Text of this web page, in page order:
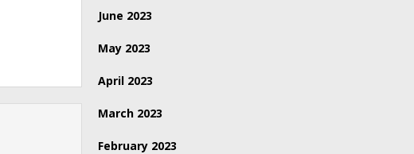
June 2023
May 2023
April 2023
March 2023
February 2023